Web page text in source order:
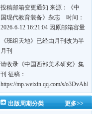
《岭南心血管病杂志》编辑部
收，
https://navi.cnki.net/knavi/detail?
BMxk-
投稿邮箱变更通知 来源：《中
国现代教育装备》杂志 时间：
2026-6-12 16:21:04 因原邮箱容量
有限，自即日起停止使用，我刊
投稿邮箱变更为 高教投稿邮
邮箱：bedu@cmee.net.cn
《班组天地》已经由月刊改为半
月刊
请收录《中国西部美术研究》集
刊 征稿：
https://mp.weixin.qq.com/s/
第一辑：
https://mp.weixin.qq.com/s/更多>>
出版周期分类